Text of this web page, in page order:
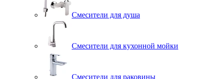
Смесители для душа
Смесители для кухонной мойки
Смесители для раковины